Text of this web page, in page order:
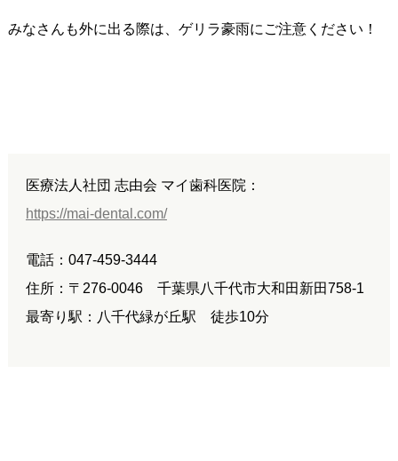
みなさんも外に出る際は、ゲリラ豪雨にご注意ください！
医療法人社団 志由会 マイ歯科医院：
https://mai-dental.com/
電話：047-459-3444
住所：〒276-0046 千葉県八千代市大和田新田758-1
最寄り駅：八千代緑が丘駅 徒歩10分